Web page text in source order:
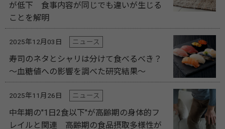
が低下 食事内容が同じでも違いが生じる
ことを解明
2025年12月03日 ニュース
寿司のネタとシャリは分けて食べるべき？
～血糖値への影響を調べた研究結果～
2025年11月26日 ニュース
中年期の"1日2食以下"が高齢期の身体的フ
レイルと関連 高齢期の食品摂取多様性が